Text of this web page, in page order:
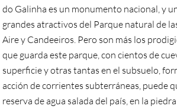
do Galinha es un monumento nacional, y
grandes atractivos del Parque natural de
Aire y Candeeiros. Pero son más los
que guarda este parque, con cientos de
superficie y otras tantas en el subsuelo,
acción de corrientes subterráneas, puede
reserva de agua salada del país, en la piedra